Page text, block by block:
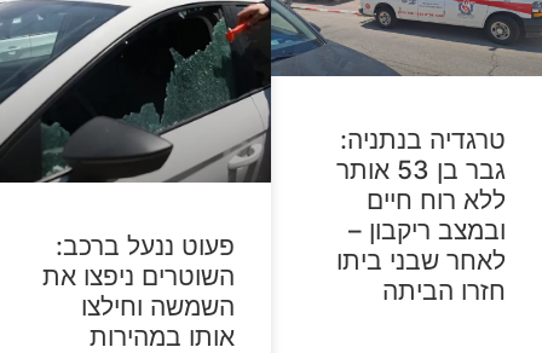
טרגדיה בנתניה:
גבר בן 53 אותר
ללא רוח חיים
ובמצב ריקבון –
לאחר שבני ביתו
חזרו הביתה
פעוט ננעל ברכב:
השוטרים ניפצו את
השמשה וחילצו
אותו במהירות